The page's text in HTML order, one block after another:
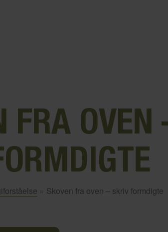
FRA OVEN
» Skoven fra oven – skriv formdigte